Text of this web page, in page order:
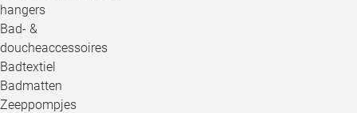
hangers
Bad- &
doucheaccessoires
Badtextiel
Badmatten
Zeeppompjes